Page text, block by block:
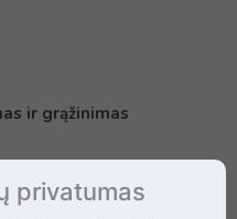
ir grąžinimas
privatumas